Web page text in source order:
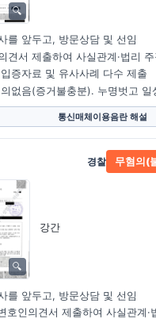
를 앞두고, 방문상담 및 선임
견서 제출하여 사실관계·법리
증자료 및 유사사례 다수 제출
없음(증거불충분). 누명벗고 일
통신매체이용음란 해설
강간
경찰 무혐의(
를 앞두고, 방문상담 및 선임
호인의견서 제출하여 사실관계·